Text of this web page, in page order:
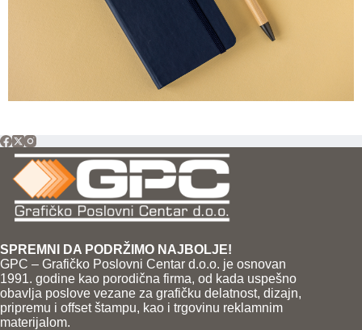
SPREMNI DA PODRŽIMO NAJBOLJE!
GPC – Grafičko Poslovni Centar d.o.o. je osnovan
1991. godine kao porodična firma, od kada uspešno
obavlja poslove vezane za grafičku delatnost, dizajn,
pripremu i offset štampu, kao i trgovinu reklamnim
materijalom.